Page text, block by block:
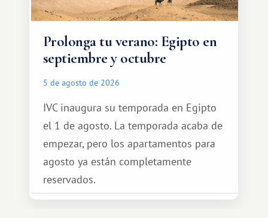
Prolonga tu verano: Egipto en
septiembre y octubre
5 de agosto de 2026
IVC inaugura su temporada en Egipto
el 1 de agosto. La temporada acaba de
empezar, pero los apartamentos para
agosto ya están completamente
reservados.